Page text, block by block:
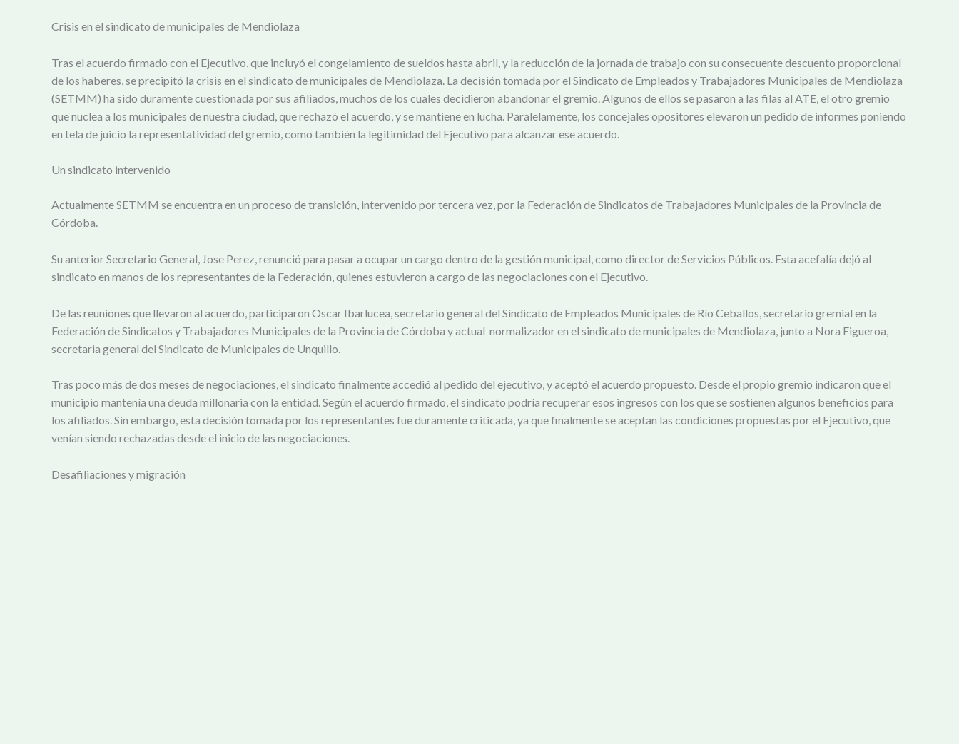
Crisis en el sindicato de municipales de Mendiolaza
Tras el acuerdo firmado con el Ejecutivo, que incluyó el congelamiento de sueldos hasta abril, y la reducción de la jornada de trabajo con su consecuente descuento proporcional
de los haberes, se precipitó la crisis en el sindicato de municipales de Mendiolaza. La decisión tomada por el Sindicato de Empleados y Trabajadores Municipales de Mendiolaza
(SETMM) ha sido duramente cuestionada por sus afiliados, muchos de los cuales decidieron abandonar el gremio. Algunos de ellos se pasaron a las filas al ATE, el otro gremio
que nuclea a los municipales de nuestra ciudad, que rechazó el acuerdo, y se mantiene en lucha. Paralelamente, los concejales opositores elevaron un pedido de informes poniendo
en tela de juicio la representatividad del gremio, como también la legitimidad del Ejecutivo para alcanzar ese acuerdo.
Un sindicato intervenido
Actualmente SETMM se encuentra en un proceso de transición, intervenido por tercera vez, por la Federación de Sindicatos de Trabajadores Municipales de la Provincia de
Córdoba.
Su anterior Secretario General, Jose Perez, renunció para pasar a ocupar un cargo dentro de la gestión municipal, como director de Servicios Públicos. Esta acefalía dejó al
sindicato en manos de los representantes de la Federación, quienes estuvieron a cargo de las negociaciones con el Ejecutivo.
De las reuniones que llevaron al acuerdo, participaron Oscar Ibarlucea, secretario general del Sindicato de Empleados Municipales de Río Ceballos, secretario gremial en la
Federación de Sindicatos y Trabajadores Municipales de la Provincia de Córdoba y actual normalizador en el sindicato de municipales de Mendiolaza, junto a Nora Figueroa,
secretaria general del Sindicato de Municipales de Unquillo.
Tras poco más de dos meses de negociaciones, el sindicato finalmente accedió al pedido del ejecutivo, y aceptó el acuerdo propuesto. Desde el propio gremio indicaron que el
municipio mantenía una deuda millonaria con la entidad. Según el acuerdo firmado, el sindicato podría recuperar esos ingresos con los que se sostienen algunos beneficios para
los afiliados. Sin embargo, esta decisión tomada por los representantes fue duramente criticada, ya que finalmente se aceptan las condiciones propuestas por el Ejecutivo, que
venían siendo rechazadas desde el inicio de las negociaciones.
Desafiliaciones y migración